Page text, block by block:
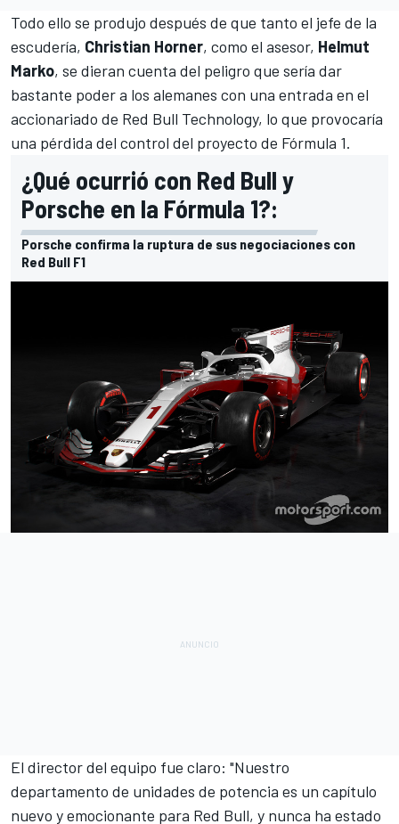
Todo ello se produjo después de que tanto el jefe de la
escudería, Christian Horner, como el asesor, Helmut
Marko, se dieran cuenta del peligro que sería dar
bastante poder a los alemanes con una entrada en el
accionariado de Red Bull Technology, lo que provocaría
una pérdida del control del proyecto de Fórmula 1.
¿Qué ocurrió con Red Bull y
Porsche en la Fórmula 1?:
Porsche confirma la ruptura de sus negociaciones con
Red Bull F1
El director del equipo fue claro: "Nuestro
departamento de unidades de potencia es un capítulo
nuevo y emocionante para Red Bull, y nunca ha estado